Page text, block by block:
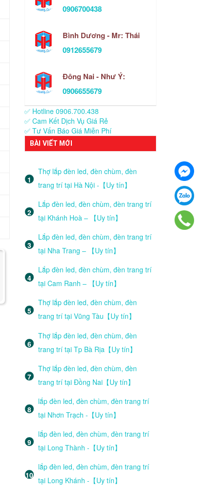
0906700438
Bình Dương - Mr: Thái
0912655679
Đông Nai - Như Ý:
0906655679
✅ Hotline 0906.700.438
✅ Cam Kết Dịch Vụ Giá Rẻ
✅ Tư Vấn Báo Giá Miễn Phí
BÀI VIẾT MỚI
Thợ lắp đèn led, đèn chùm, đèn
trang trí tại Hà Nội -【Uy tín】
Lắp đèn led, đèn chùm, đèn trang trí
tại Khánh Hoà – 【Uy tín】
Lắp đèn led, đèn chùm, đèn trang trí
tại Nha Trang – 【Uy tín】
Lắp đèn led, đèn chùm, đèn trang trí
tại Cam Ranh – 【Uy tín】
Thợ lắp đèn led, đèn chùm, đèn
trang trí tại Vũng Tàu【Uy tín】
Thợ lắp đèn led, đèn chùm, đèn
trang trí tại Tp Bà Rịa【Uy tín】
Thợ lắp đèn led, đèn chùm, đèn
trang trí tại Đồng Nai【Uy tín】
lắp đèn led, đèn chùm, đèn trang trí
tại Nhơn Trạch -【Uy tín】
lắp đèn led, đèn chùm, đèn trang trí
tại Long Thành -【Uy tín】
lắp đèn led, đèn chùm, đèn trang trí
tại Long Khánh -【Uy tín】